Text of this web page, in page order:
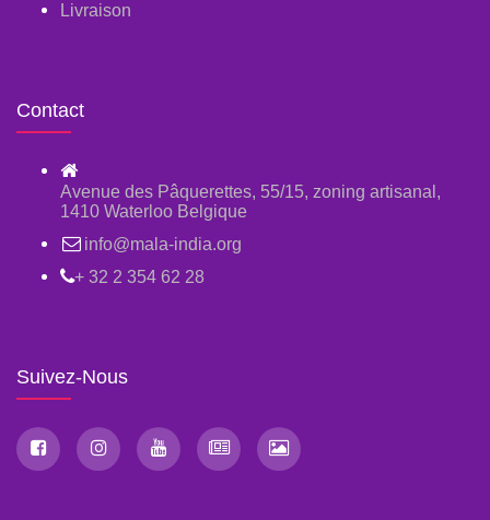
Livraison
Contact
Avenue des Pâquerettes, 55/15, zoning artisanal,
1410 Waterloo Belgique
info@mala-india.org
+ 32 2 354 62 28
Suivez-Nous